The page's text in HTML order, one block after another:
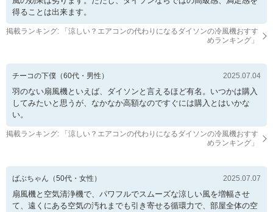
得ることは出来ます。
掲載ランキング: 「 涼しい？エアコンの代わりになるダイソンの冷風機おすす
めランキング 」
チーコの下僕 （60代・ 男性 ） 2025.07.04
羽のない扇風機といえば、ダイソンと言えるほど有名。いつかは購入
してみたいと思うが、なかなか高額なのですぐには購入とはいかな
い。
掲載ランキング: 「 涼しい？エアコンの代わりになるダイソンの冷風機おすす
めランキング 」
ばぶちゃん （50代・ 女性 ） 2025.07.07
扇風機と空気清浄機で、パワフルでスムーズな涼しい風を増幅させ
て、遠くにある空気の汚れまでも引き寄せる循環力で、部屋全体の空